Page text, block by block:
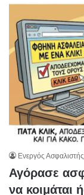
Ενεργός Ασφαλιστής
Αγόρασε
να κοιμάται